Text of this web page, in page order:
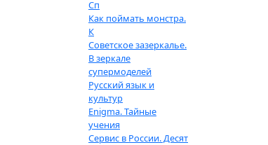
Сп
Как поймать монстра.
К
Советское зазеркалье.
В зеркале
супермоделей
Русский язык и
культур
Enigma. Тайные
учения
Сервис в России. Десят